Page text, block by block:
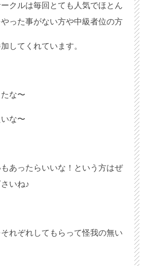
クルは毎回とても人気でほとん
った事がない方や中級者位の方
してくれています。
な〜
な〜
あったらいいな！という方はぜ
いね♪
れぞれしてもらって怪我の無い